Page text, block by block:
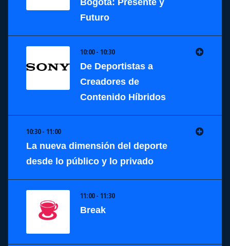
Futuro
10:00 - 10:30
De Deportistas a
Creadores de
Contenido Híbridos
10:30 - 11:00
La nueva dimensión del deporte
desde lo público y lo privado
11:00 - 11:30
Break